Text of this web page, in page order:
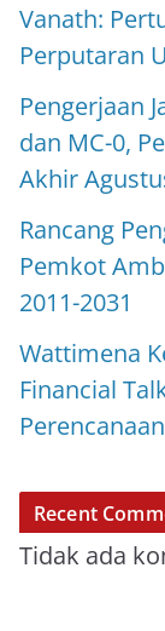
Vanath:
Perputaran
Pengerjaan
dan MC-0,
Akhir
Rancang
Pemkot
2011-2031
Wattimena
Financial
Recent
Tidak ada